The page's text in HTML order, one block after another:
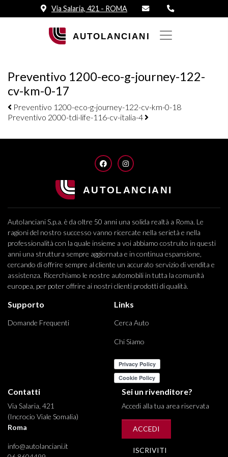
Via Salaria, 421 - ROMA
Preventivo 1200-eco-g-journey-122-
cv-km-0-17
Navigazione elementi
Preventivo 1200-eco-g-journey-122-cv-km-0-18
Preventivo 2000-tdi-life-116-cv-italia-4
FACEBOOKINSTAGRAM
Autolanciani S.p.a. è da oltre 50 anni una solida realtà a Roma. Le
ragioni del nostro successo vanno ricercate nella serietà e nella
professionalità con la quale insieme a voi abbiamo costruito in questi
anni una struttura sempre aggiornata e in continua espansione,
cercando di offrire sempre al cliente un accurato servizio di vendita e
assistenza. Ricerchiamo le nostre automobili in tutta la comunità
europea, per poter offrire ai nostri clienti prodotti di qualità.
Supporto
Domande Frequenti
Links
Cerca Auto
Chi Siamo
Contatti
Via Salaria, 421
(Incrocio Viale Somalia)
Roma
info@autolanciani.it
Sei un rivenditore?
Accedi alla tua area riservata
ACCEDI
ISCRIVITI